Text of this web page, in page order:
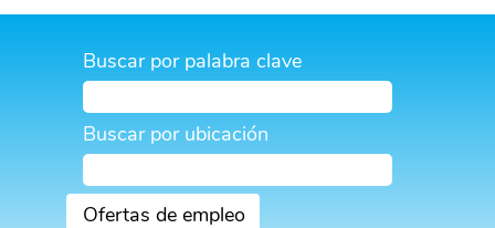
Buscar por palabra clave
Buscar por ubicación